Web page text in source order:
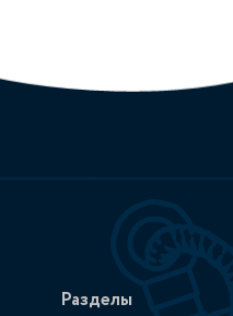
Разделы